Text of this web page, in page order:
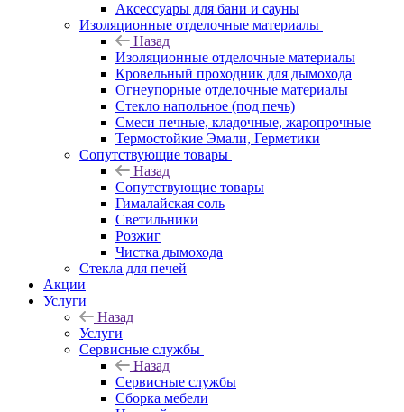
Аксессуары для бани и сауны
Изоляционные отделочные материалы
Назад
Изоляционные отделочные материалы
Кровельный проходник для дымохода
Огнеупорные отделочные материалы
Стекло напольное (под печь)
Смеси печные, кладочные, жаропрочные
Термостойкие Эмали, Герметики
Сопутствующие товары
Назад
Сопутствующие товары
Гималайская соль
Светильники
Розжиг
Чистка дымохода
Стекла для печей
Акции
Услуги
Назад
Услуги
Сервисные службы
Назад
Сервисные службы
Сборка мебели